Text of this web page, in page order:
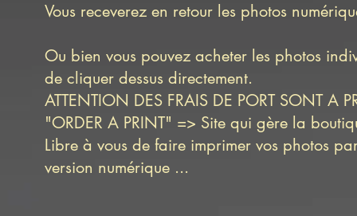
Vous receverez en retour les photos
Ou bien vous pouvez acheter les photos
de cliquer dessus directement.
ATTENTION DES FRAIS DE PORT SONT A
"ORDER A PRINT" => Site qui gère la
Libre à vous de faire imprimer vos photos
version numérique ...